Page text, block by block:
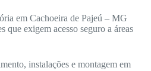
em Cachoeira de Pajeú – MG
que exigem acesso seguro a áreas
instalações e montagem em